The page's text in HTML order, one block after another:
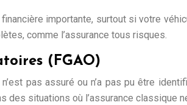
importante, surtout si votre
comme l’assurance tous risques.
(FGAO)
pas assuré ou n’a pas pu être
situations où l’assurance classique